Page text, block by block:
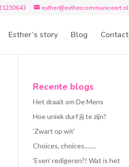
esther@esthercommuniceert.nl
Esther’s story Blog Contact
Recente blogs
Het draait om De Mens
Hoe uniek durf jij te zijn?
‘Zwart op wit’
Choices, choices…….
‘Even’ redigeren?! Wat is het